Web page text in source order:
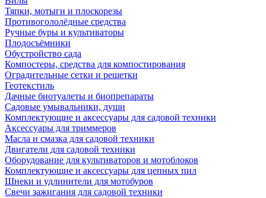
Тяпки, мотыги и плоскорезы
Противогололёдные средства
Ручные буры и культиваторы
Плодосъёмники
Обустройство сада
Компостеры, средства для компостирования
Оградительные сетки и решетки
Геотекстиль
Дачные биотуалеты и биопрепараты
Садовые умывальники, души
Комплектующие и аксессуары для садовой техники
Аксессуары для триммеров
Масла и смазка для садовой техники
Двигатели для садовой техники
Оборудование для культиваторов и мотоблоков
Комплектующие и аксессуары для цепных пил
Шнеки и удлинители для мотобуров
Свечи зажигания для садовой техники